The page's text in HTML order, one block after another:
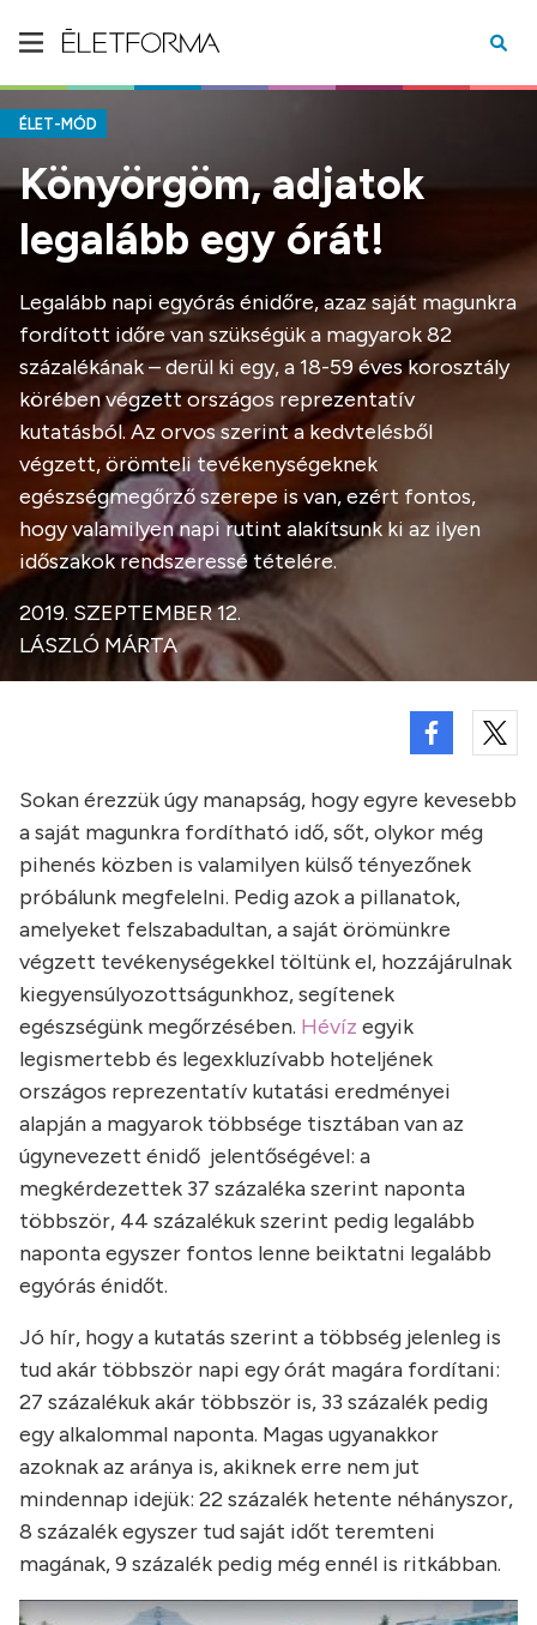
ÉLET-MÓD
Könyörgöm, adjatok
legalább egy órát!
Legalább napi egyórás énidőre, azaz saját magunkra
fordított időre van szükségük a magyarok 82
százalékának – derül ki egy, a 18-59 éves korosztály
körében végzett országos reprezentatív
kutatásból. Az orvos szerint a kedvtelésből
végzett, örömteli tevékenységeknek
egészségmegőrző szerepe is van, ezért fontos,
hogy valamilyen napi rutint alakítsunk ki az ilyen
időszakok rendszeressé tételére.
2019. SZEPTEMBER 12.
LÁSZLÓ MÁRTA
Sokan érezzük úgy manapság, hogy egyre kevesebb
a saját magunkra fordítható idő, sőt, olykor még
pihenés közben is valamilyen külső tényezőnek
próbálunk megfelelni. Pedig azok a pillanatok,
amelyeket felszabadultan, a saját örömünkre
végzett tevékenységekkel töltünk el, hozzájárulnak
kiegyensúlyozottságunkhoz, segítenek
egészségünk megőrzésében. Hévíz egyik
legismertebb és legexkluzívabb hoteljének
országos reprezentatív kutatási eredményei
alapján a magyarok többsége tisztában van az
úgynevezett énidő jelentőségével: a
megkérdezettek 37 százaléka szerint naponta
többször, 44 százalékuk szerint pedig legalább
naponta egyszer fontos lenne beiktatni legalább
egyórás énidőt.
Jó hír, hogy a kutatás szerint a többség jelenleg is
tud akár többször napi egy órát magára fordítani:
27 százalékuk akár többször is, 33 százalék pedig
egy alkalommal naponta. Magas ugyanakkor
azoknak az aránya is, akiknek erre nem jut
mindennap idejük: 22 százalék hetente néhányszor,
8 százalék egyszer tud saját időt teremteni
magának, 9 százalék pedig még ennél is ritkábban.